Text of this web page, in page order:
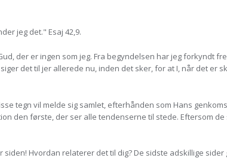
jeg det." Esaj 42,9.
der er ingen som jeg. Fra begyndelsen har jeg forkyndt
det til jer allerede nu, inden det sker, for at I, når det er
tegn vil melde sig samlet, efterhånden som Hans
den første, der ser alle tendenserne til stede. Eftersom
Hvordan relaterer det til dig? De sidste adskillige